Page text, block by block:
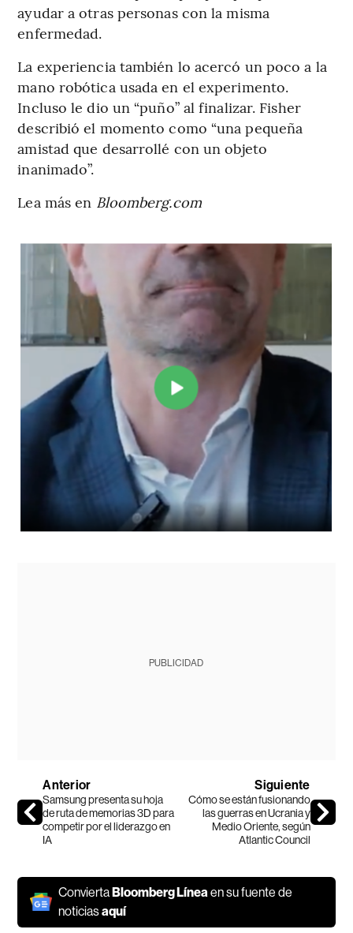
ayudar a otras personas con la misma
enfermedad.
La experiencia también lo acercó un poco a la
mano robótica usada en el experimento.
Incluso le dio un “puño” al finalizar. Fisher
describió el momento como “una pequeña
amistad que desarrollé con un objeto
inanimado”.
Lea más en Bloomberg.com
PUBLICIDAD
Anterior
Samsung presenta su hoja
de ruta de memorias 3D para
competir por el liderazgo en
IA
Siguiente
Cómo se están fusionando
las guerras en Ucrania y
Medio Oriente, según
Atlantic Council
ConviertaBloomberg Línea en su fuente de
noticiasaquí